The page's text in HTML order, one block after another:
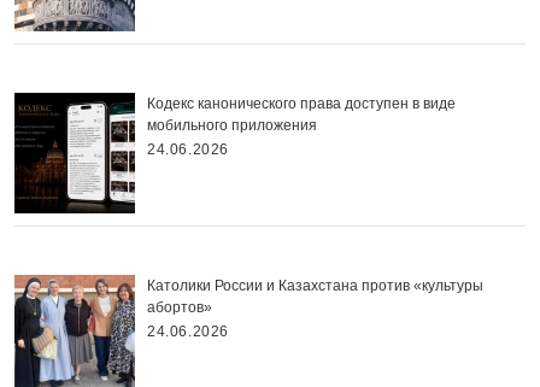
Кодекс канонического права доступен в виде
мобильного приложения
24.06.2026
Католики России и Казахстана против «культуры
абортов»
24.06.2026